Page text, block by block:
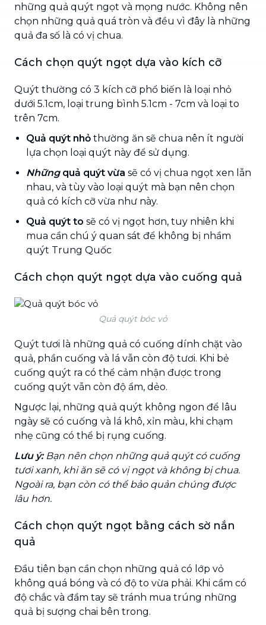
những quả quýt ngọt và mọng nước. Không nên
chọn những quả quá tròn và đều vì đây là những
quả đa số là có vị chua.
Cách chọn quýt ngọt dựa vào kích cỡ
Quýt thường có 3 kích cỡ phổ biến là loại nhỏ
dưới 5.1cm, loại trung bình 5.1cm - 7cm và loại to
trên 7cm.
Quả quýt nhỏ thường ăn sẽ chua nên ít người
lựa chọn loại quýt này để sử dụng.
Những quả quýt vừa sẽ có vị chua ngọt xen lẫn
nhau, và tùy vào loại quýt mà bạn nên chọn
quả có kích cỡ vừa như này.
Quả quýt to sẽ có vị ngọt hơn, tuy nhiên khi
mua cần chú ý quan sát để không bị nhầm
quýt Trung Quốc
Cách chọn quýt ngọt dựa vào cuống quả
Quả quýt bóc vỏ
Quýt tươi là những quả có cuống dính chặt vào
quả, phần cuống và lá vẫn còn độ tươi. Khi bẻ
cuống quýt ra có thể cảm nhận được trong
cuống quýt vẫn còn độ ẩm, dẻo.
Ngược lại, những quả quýt không ngon để lâu
ngày sẽ có cuống và lá khô, xỉn màu, khi chạm
nhẹ cũng có thể bị rụng cuống.
Lưu ý: Bạn nên chọn những quả quýt có cuống
tươi xanh, khi ăn sẽ có vị ngọt và không bị chua.
Ngoài ra, bạn còn có thể bảo quản chúng được
lâu hơn.
Cách chọn quýt ngọt bằng cách sờ nắn
quả
Đầu tiên bạn cần chọn những quả có lớp vỏ
không quá bóng và có độ to vừa phải. Khi cầm có
độ chắc và đầm tay sẽ tránh mua trúng những
quả bị sượng chai bên trong.